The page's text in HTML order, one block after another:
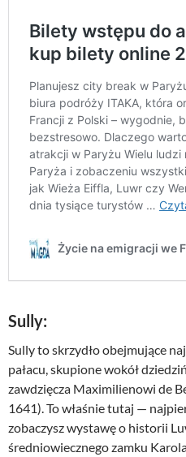
Sully:
Sully to skrzydło obejmujące
pałacu, skupione wokół
zawdzięcza Maximilienowi de
1641). To właśnie tutaj —
zobaczysz wystawę o historii
średniowiecznego zamku